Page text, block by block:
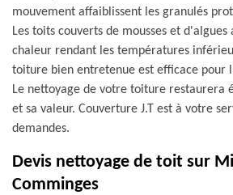
mouvement affaiblissent les granulés
Les toits couverts de mousses et d'algues
chaleur rendant les températures
toiture bien entretenue est efficace pour
Le nettoyage de votre toiture restaurera
et sa valeur. Couverture J.T est à votre
demandes.
Devis nettoyage de toit sur
Comminges